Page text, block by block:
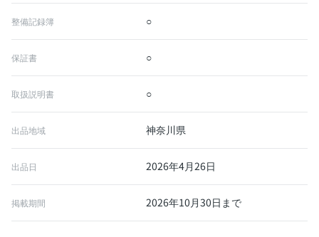
整備記録簿 ○
保証書 ○
取扱説明書 ○
出品地域 神奈川県
出品日 2026年4月26日
掲載期間 2026年10月30日まで